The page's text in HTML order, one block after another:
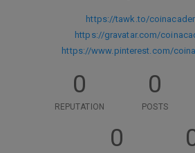
https://tawk.to/
https://gravatar.com/
https://www.pinterest.com/
0
REPUTATION
0
POSTS
0